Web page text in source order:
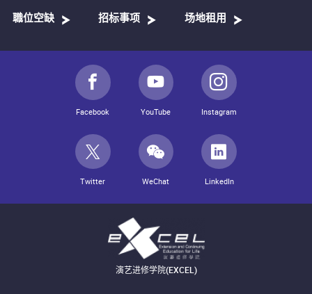
職位空缺 招标事项 场地租用
Facebook YouTube Instagram
Twitter WeChat LinkedIn
演艺进修学院(EXCEL)